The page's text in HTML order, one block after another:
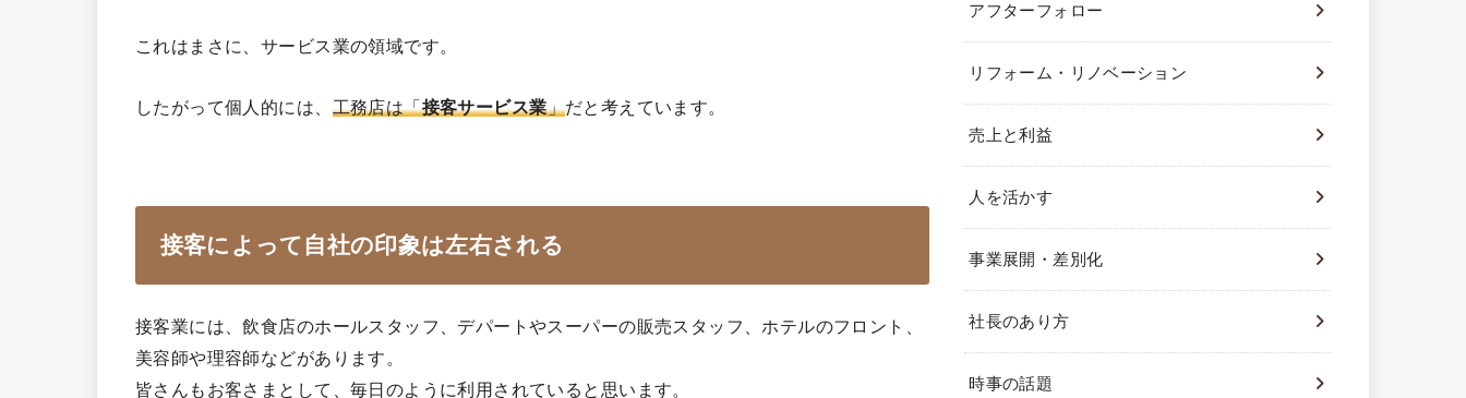
これはまさに、サービス業の領域です。
したがって個人的には、 工務店は「接客サービス業」だと考えています。
接客によって自社の印象は左右される
接客業には、飲食店のホールスタッフ、デパートやスーパーの販売スタッフ、ホテルのフロント、
美容師や理容師などがあります。
皆さんもお客さまとして、毎日のように利用されていると思います。
アフターフォロー
リフォーム・リノベーション
売上と利益
人を活かす
事業展開・差別化
社長のあり方
時事の話題